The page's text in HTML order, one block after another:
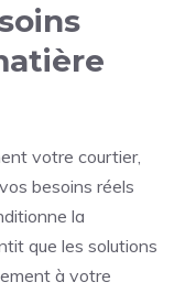
votre courtier,
besoins réels
la
que les solutions
à votre